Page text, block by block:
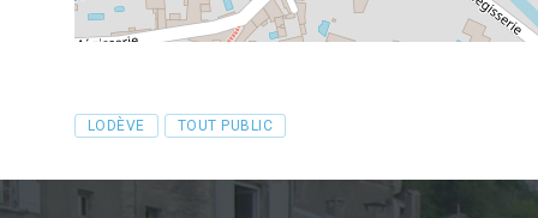
Tags
LODÈVE TOUT PUBLIC